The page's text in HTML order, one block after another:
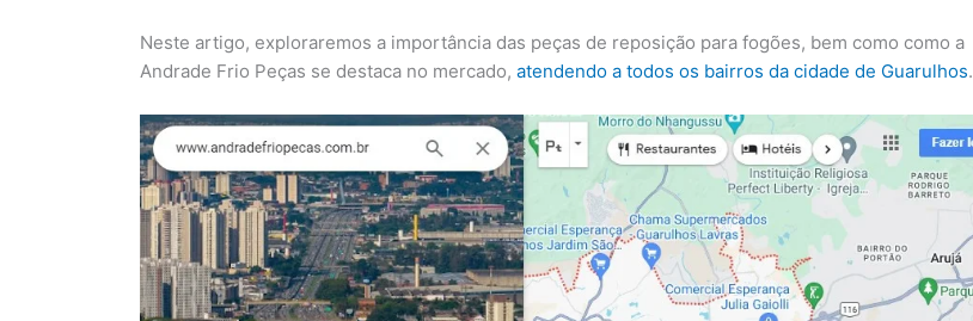
Neste artigo, exploraremos a importância das peças de reposição para fogões, bem como como a
Andrade Frio Peças se destaca no mercado, atendendo a todos os bairros da cidade de Guarulhos.